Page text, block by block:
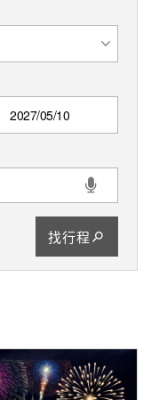
找行程